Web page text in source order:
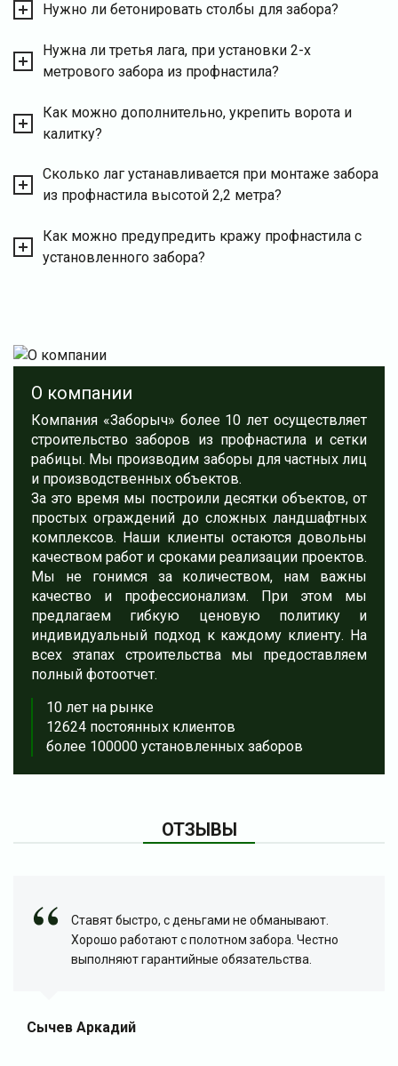
Нужно ли бетонировать столбы для забора?
Нужна ли третья лага, при установки 2-х
метрового забора из профнастила?
Как можно дополнительно, укрепить ворота и
калитку?
Сколько лаг устанавливается при монтаже забора
из профнастила высотой 2,2 метра?
Как можно предупредить кражу профнастила с
установленного забора?
О компании
Компания «Заборыч» более 10 лет осуществляет
строительство заборов из профнастила и сетки
рабицы. Мы производим заборы для частных лиц
и производственных объектов.
За это время мы построили десятки объектов, от
простых ограждений до сложных ландшафтных
комплексов. Наши клиенты остаются довольны
качеством работ и сроками реализации проектов.
Мы не гонимся за количеством, нам важны
качество и профессионализм. При этом мы
предлагаем гибкую ценовую политику и
индивидуальный подход к каждому клиенту. На
всех этапах строительства мы предоставляем
полный фотоотчет.
10 лет на рынке
12624 постоянных клиентов
более 100000 установленных заборов
ОТЗЫВЫ
Ставят быстро, с деньгами не обманывают.
Хорошо работают с полотном забора. Честно
выполняют гарантийные обязательства.
Сычев Аркадий